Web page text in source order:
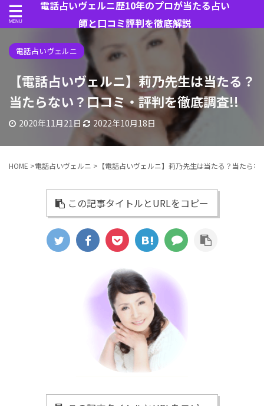
電話占いヴェルニ歴10年のプロが当たる占い
師と口コミ評判を徹底解説
電話占いヴェルニ
【電話占いヴェルニ】莉乃先生は当たる？
当たらない？口コミ・評判を徹底調査!!
2020年11月21日 2022年10月18日
HOME >電話占いヴェルニ > 【電話占いヴェルニ】莉乃先生は当たる？当たら
この記事タイトルとURLをコピー